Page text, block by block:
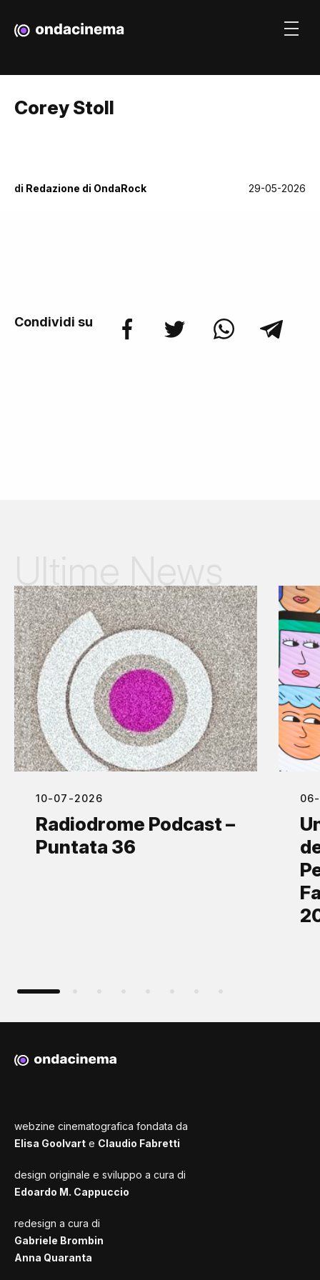
Corey Stoll
di Redazione di OndaRock 29-05-2026
Condividi su
10-07-2026
Radiodrome Podcast –
Puntata 36
webzine cinematografica fondata da
Elisa Goolvart e Claudio Fabretti
design originale e sviluppo a cura di
Edoardo M. Cappuccio
redesign a cura di
Gabriele Brombin
Anna Quaranta